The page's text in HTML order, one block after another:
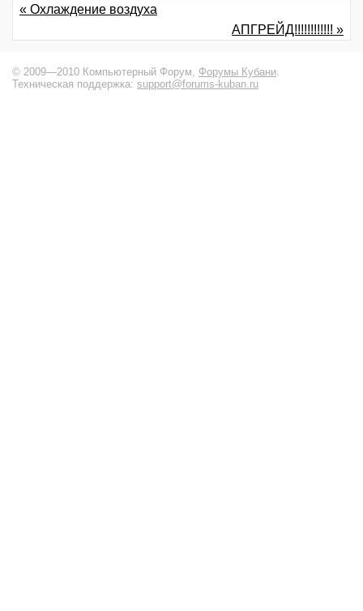
« Охлаждение воздуха
АПГРЕЙД!!!!!!!!!!!! »
© 2009—2010 Компьютерный Форум, Форумы Кубани.
Техническая поддержка: support@forums-kuban.ru